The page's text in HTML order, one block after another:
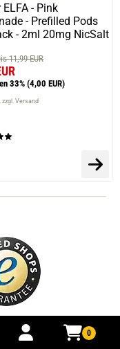
0
ELFA - Pink
Pods
- 2ml 20mg NicSalt
11,99 EUR
33% (4,00 EUR)
zzgl. Versand